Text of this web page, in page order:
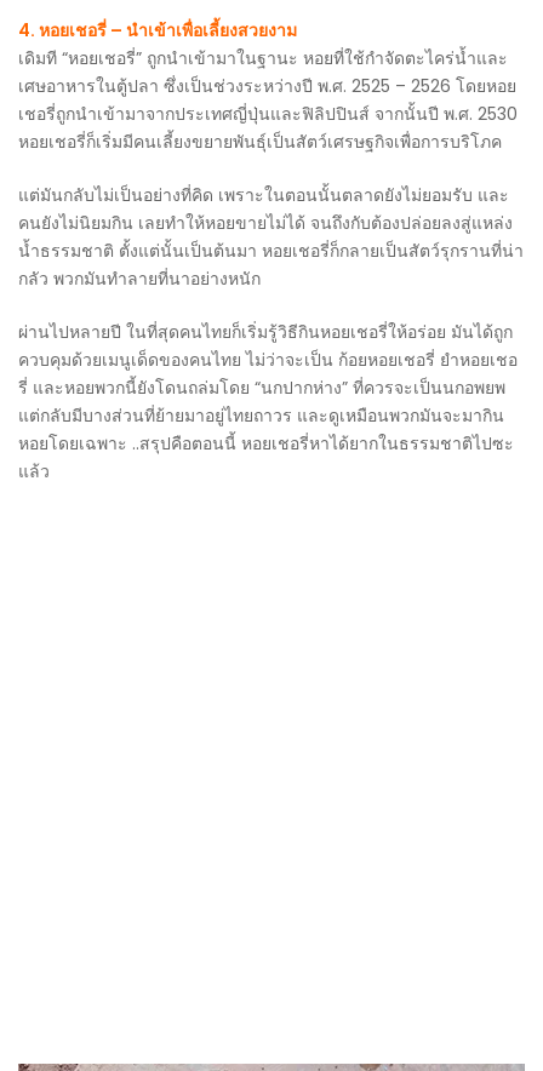
4. หอยเชอรี่ – นำเข้าเพื่อเลี้ยงสวยงาม
เดิมที “หอยเชอรี่” ถูกนำเข้ามาในฐานะ หอยที่ใช้กำจัดตะไคร่น้ำและ
เศษอาหารในตู้ปลา ซึ่งเป็นช่วงระหว่างปี พ.ศ. 2525 – 2526 โดยหอย
เชอรี่ถูกนำเข้ามาจากประเทศญี่ปุ่นและฟิลิปปินส์ จากนั้นปี พ.ศ. 2530
หอยเชอรี่ก็เริ่มมีคนเลี้ยงขยายพันธุ์เป็นสัตว์เศรษฐกิจเพื่อการบริโภค
แต่มันกลับไม่เป็นอย่างที่คิด เพราะในตอนนั้นตลาดยังไม่ยอมรับ และ
คนยังไม่นิยมกิน เลยทำให้หอยขายไม่ได้ จนถึงกับต้องปล่อยลงสู่แหล่ง
น้ำธรรมชาติ ตั้งแต่นั้นเป็นต้นมา หอยเชอรี่ก็กลายเป็นสัตว์รุกรานที่น่า
กลัว พวกมันทำลายที่นาอย่างหนัก
ผ่านไปหลายปี ในที่สุดคนไทยก็เริ่มรู้วิธีกินหอยเชอรี่ให้อร่อย มันได้ถูก
ควบคุมด้วยเมนูเด็ดของคนไทย ไม่ว่าจะเป็น ก้อยหอยเชอรี่ ยำหอยเชอ
รี่ และหอยพวกนี้ยังโดนถล่มโดย “นกปากห่าง” ที่ควรจะเป็นนกอพยพ
แต่กลับมีบางส่วนที่ย้ายมาอยู่ไทยถาวร และดูเหมือนพวกมันจะมากิน
หอยโดยเฉพาะ ..สรุปคือตอนนี้ หอยเชอรี่หาได้ยากในธรรมชาติไปซะ
แล้ว